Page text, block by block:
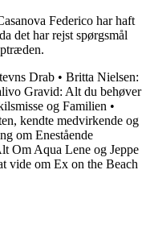
Federico har haft
det har rejst spørgsmål
Drab • Britta Nielsen:
Gravid: Alt du behøver
og Familien •
kendte medvirkende og
om Enestående
Om Aqua Lene og Jeppe
vide om Ex on the Beach